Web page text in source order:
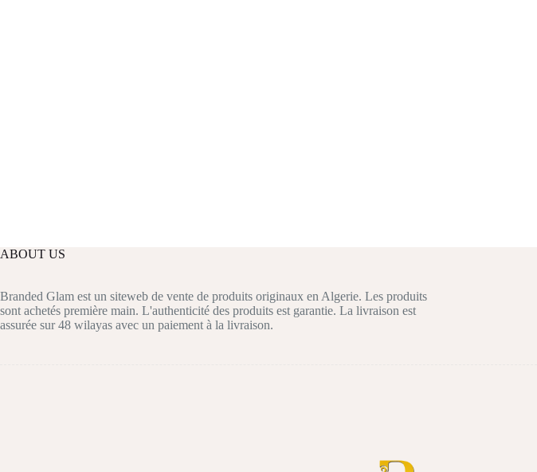
ABOUT US
Branded Glam est un siteweb de vente de produits originaux en Algerie. Les produits
sont achetés première main. L'authenticité des produits est garantie. La livraison est
assurée sur 48 wilayas avec un paiement à la livraison.